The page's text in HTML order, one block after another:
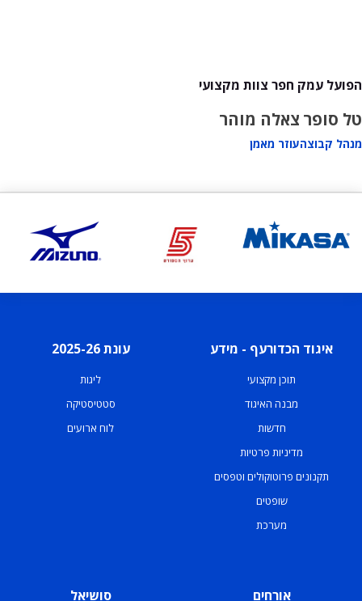
הפועל עמק חפר צוות מקצועי
טל סופר
מנהל קבוצה
צאלה מוהר
עוזר מאמן
איגוד הכדורעף - מידע
תוכן מקצועי
מבנה האיגוד
חדשות
מדיניות פרטיות
תקנונים פרוטוקולים וטפסים
שופטים
מערכת
עונת 2025-26
ליגות
סטטיסטיקה
לוח ארועים
אורחים סושיאל